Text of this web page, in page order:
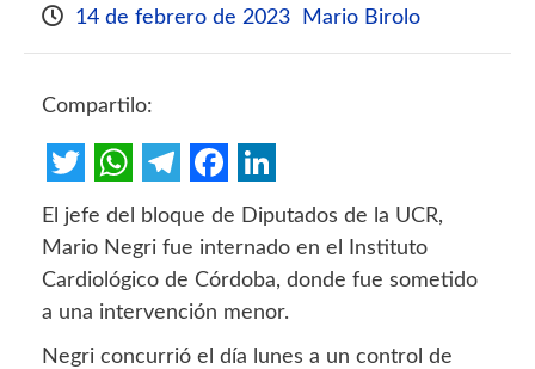
14 de febrero de 2023 Mario Birolo
Compartilo:
TwitterWhatsApp
Telegram
Facebook
LinkedIn
El jefe del bloque de Diputados de la UCR,
Mario Negri fue internado en el Instituto
Cardiológico de Córdoba, donde fue sometido
a una intervención menor.
Negri concurrió el día lunes a un control de